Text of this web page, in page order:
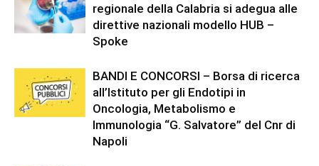
regionale della Calabria si adegua alle
direttive nazionali modello HUB –
Spoke
BANDI E CONCORSI – Borsa di ricerca
all’Istituto per gli Endotipi in
Oncologia, Metabolismo e
Immunologia “G. Salvatore” del Cnr di
Napoli